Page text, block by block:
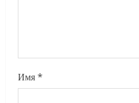
Имя*